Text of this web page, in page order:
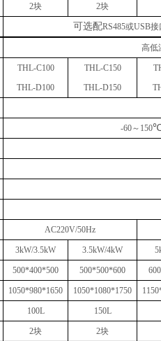
2块 2块
可选配RS485或USB
高低
THL-C100
THL-D100
THL-C150
THL-D150
-60～150
AC220V/50Hz
3kW/3.5kW 3.5kW/4kW 5
500*400*500 500*500*600
1050*980*1650 1050*1080*1750
100L 150L
2块 2块